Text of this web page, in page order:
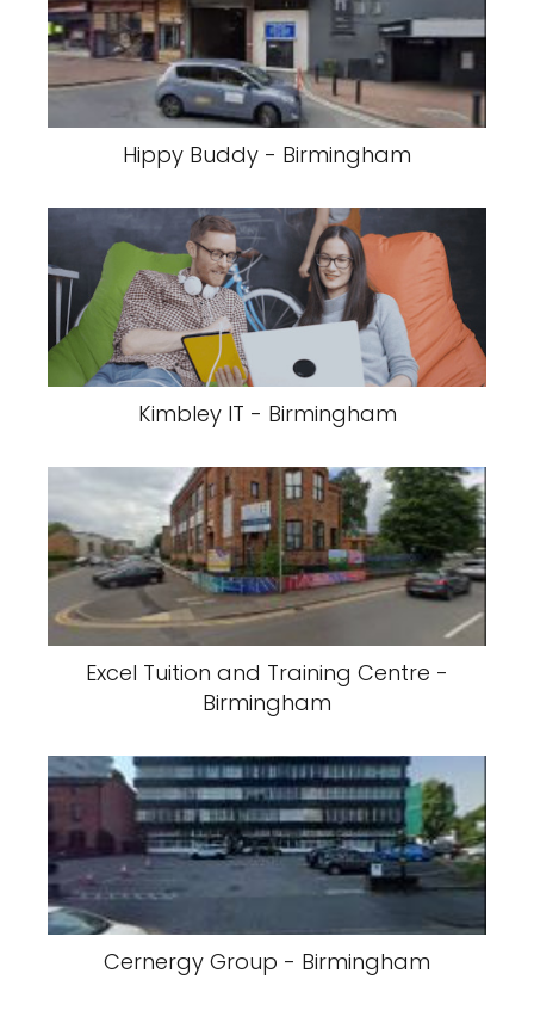
Hippy Buddy - Birmingham
Kimbley IT - Birmingham
Excel Tuition and Training Centre -
Birmingham
Cernergy Group - Birmingham